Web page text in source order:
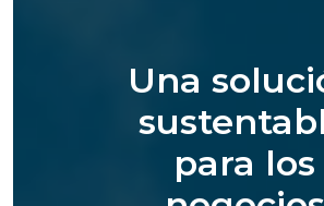
Una
para los